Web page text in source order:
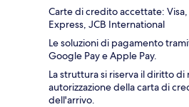
Carte di credito accettate:
Express, JCB International
Le soluzioni di pagamento
Google Pay e Apple Pay.
La struttura si riserva il diritto
autorizzazione della carta di
dell'arrivo.